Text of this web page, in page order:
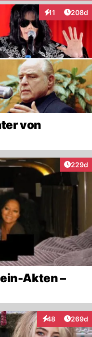
11
Interaktionen
208d
von
229d
Akten –
48
Interaktionen
269d